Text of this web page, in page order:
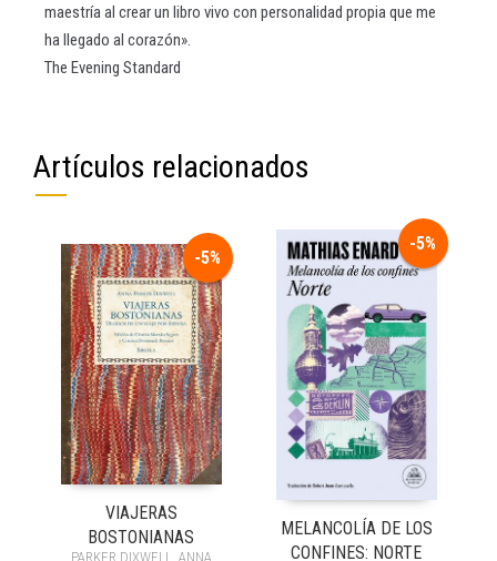
maestría al crear un libro vivo con personalidad propia que me
ha llegado al corazón».
The Evening Standard
Artículos relacionados
-5%
VIAJERAS
BOSTONIANAS
PARKER DIXWELL, ANNA
-5%
MELANCOLÍA DE LOS
CONFINES: NORTE